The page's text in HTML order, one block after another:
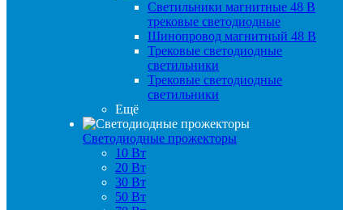
Светильники магнитные 48 В
трековые светодиодные
Шинопровод магнитный 48 В
Трековые светодиодные
светильники
Трековые светодиодные
светильники
Ещё
Светодиодные прожекторы
10 Вт
20 Вт
30 Вт
50 Вт